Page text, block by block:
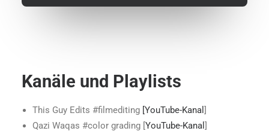
Kanäle und Playlists
This Guy Edits #filmediting [YouTube-Kanal ]
Qazi Waqas #color grading [YouTube-Kanal ]